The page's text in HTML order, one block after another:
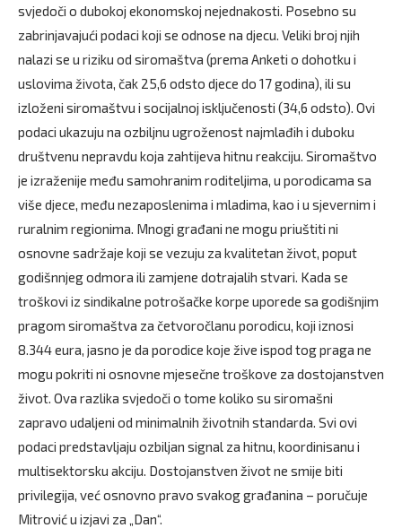
svjedoči o dubokoj ekonomskoj nejednakosti. Posebno su
zabrinjavajući podaci koji se odnose na djecu. Veliki broj njih
nalazi se u riziku od siromaštva (prema Anketi o dohotku i
uslovima života, čak 25,6 odsto djece do 17 godina), ili su
izloženi siromaštvu i socijalnoj isključenosti (34,6 odsto). Ovi
podaci ukazuju na ozbiljnu ugroženost najmlađih i duboku
društvenu nepravdu koja zahtijeva hitnu reakciju. Siromaštvo
je izraženije među samohranim roditeljima, u porodicama sa
više djece, među nezaposlenima i mladima, kao i u sjevernim i
ruralnim regionima. Mnogi građani ne mogu priuštiti ni
osnovne sadržaje koji se vezuju za kvalitetan život, poput
godišnnjeg odmora ili zamjene dotrajalih stvari. Kada se
troškovi iz sindikalne potrošačke korpe uporede sa godišnjim
pragom siromaštva za četvoročlanu porodicu, koji iznosi
8.344 eura, jasno je da porodice koje žive ispod tog praga ne
mogu pokriti ni osnovne mjesečne troškove za dostojanstven
život. Ova razlika svjedoči o tome koliko su siromašni
zapravo udaljeni od minimalnih životnih standarda. Svi ovi
podaci predstavljaju ozbiljan signal za hitnu, koordinisanu i
multisektorsku akciju. Dostojanstven život ne smije biti
privilegija, već osnovno pravo svakog građanina – poručuje
Mitrović u izjavi za „Dan“.